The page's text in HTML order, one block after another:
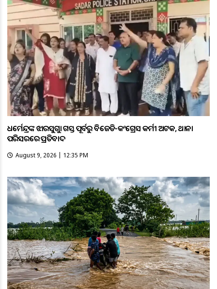
ଧର୍ମେନ୍ଦ୍ରଙ୍କ ଝାରସୁଗୁଡ଼ା ଗସ୍ତ ପୂର୍ବରୁ ବିଜେଡି-କଂଗ୍ରେସ କର୍ମୀ ଅଟକ, ଥାନା
ପରିସରରେ ପ୍ରତିବାଦ
August 9, 2026 | 12:35 PM